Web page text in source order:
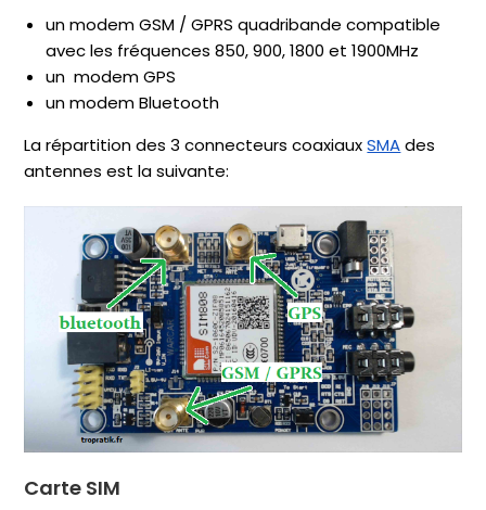
un modem GSM / GPRS quadribande compatible
avec les fréquences 850, 900, 1800 et 1900MHz
un modem GPS
un modem Bluetooth
La répartition des 3 connecteurs coaxiauxSMAdes
antennes est la suivante:
Carte SIM